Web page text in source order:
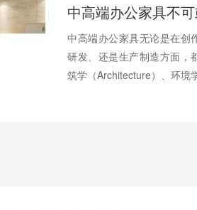
中高端办公家具无论是在创
研发、还是生产制造方面，
筑学（Architecture）、环境